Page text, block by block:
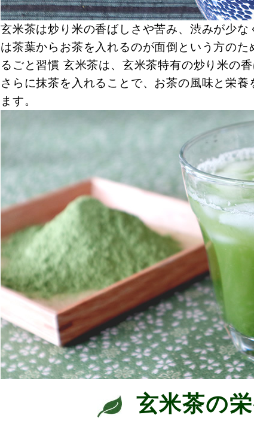
玄米茶は炒り米の香ばしさや苦み、渋みが少
は茶葉からお茶を入れるのが面倒という方の
るごと習慣 玄米茶は、玄米茶特有の炒り米の
さらに抹茶を入れることで、お茶の風味と栄
ます。
玄米茶の